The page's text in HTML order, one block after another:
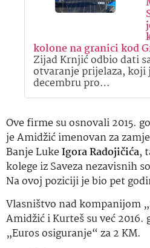
kolone na granici kod
Zijad Krnjić odbio dati
otvaranje prijelaza, koji
decembru pro…
Ove firme su osnovali 2015.
je Amidžić imenovan za
Banje LukeIgora Radojičića,
kolege iz Saveza nezavisnih
Na ovoj poziciji je bio pet
Vlasništvo nad kompanijom
Amidžić i Kurteš su već
„Euros osiguranje“ za 2 KM.